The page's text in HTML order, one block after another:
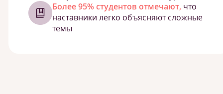
Более 95% студентов отмечают, что
наставники легко объясняют сложные
темы